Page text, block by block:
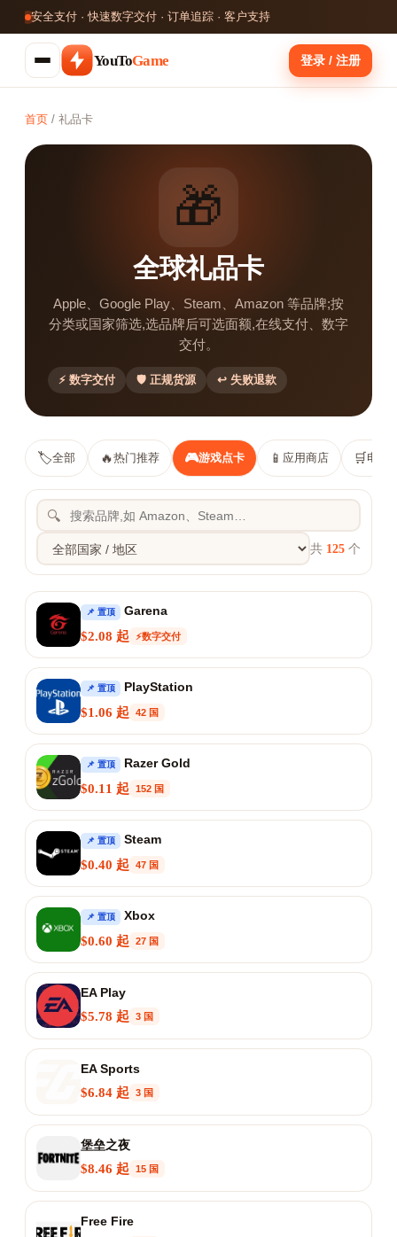
安全支付 · 快速数字交付 · 订单追踪 · 客户支持
YouToGame 登录 / 注册
首页 / 礼品卡
🎁
全球礼品卡
Apple、Google Play、Steam、Amazon 等品牌;按
分类或国家筛选,选品牌后可选面额,在线支付、数字
交付。
⚡ 数字交付 🛡 正规货源 ↩ 失败退款
🏷️全部 🔥热门推荐 🎮游戏点卡 📱 应用商店 🛒电商
🔍
共 125 个
📌 置顶
Garena
$2.08 起
⚡数字交付
📌 置顶
PlayStation
$1.06 起
42 国
📌 置顶
Razer Gold
$0.11 起
152 国
📌 置顶
Steam
$0.40 起
47 国
📌 置顶
Xbox
$0.60 起
27 国
EA Play
$5.78 起
3 国
EA Sports
$6.84 起
3 国
堡垒之夜
$8.46 起
15 国
Free Fire